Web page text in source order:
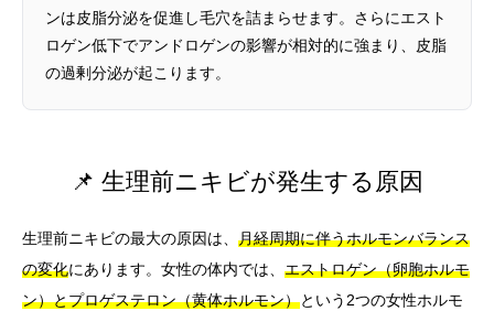
ンは皮脂分泌を促進し毛穴を詰まらせます。さらにエスト
ロゲン低下でアンドロゲンの影響が相対的に強まり、皮脂
の過剰分泌が起こります。
📌 生理前ニキビが発生する原因
生理前ニキビの最大の原因は、 月経周期に伴うホルモンバランス
の変化にあります。女性の体内では、 エストロゲン（卵胞ホルモ
ン）とプロゲステロン（黄体ホルモン）という2つの女性ホルモ